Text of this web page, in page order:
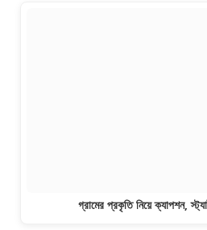
গ্রামের প্রকৃতি নিয়ে ক্যাপশন,